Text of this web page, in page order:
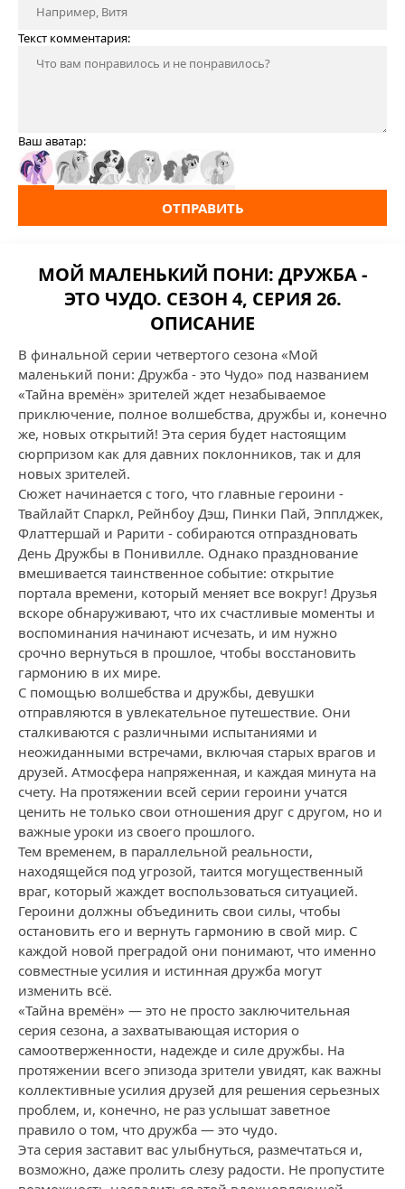
Текст комментария:
Ваш аватар:
ОТПРАВИТЬ
МОЙ МАЛЕНЬКИЙ ПОНИ: ДРУЖБА -
ЭТО ЧУДО. СЕЗОН 4, СЕРИЯ 26.
ОПИСАНИЕ
В финальной серии четвертого сезона «Мой
маленький пони: Дружба - это Чудо» под названием
«Тайна времён» зрителей ждет незабываемое
приключение, полное волшебства, дружбы и, конечно
же, новых открытий! Эта серия будет настоящим
сюрпризом как для давних поклонников, так и для
новых зрителей.
Сюжет начинается с того, что главные героини -
Твайлайт Спаркл, Рейнбоу Дэш, Пинки Пай, Эпплджек,
Флаттершай и Рарити - собираются отпраздновать
День Дружбы в Понивилле. Однако празднование
вмешивается таинственное событие: открытие
портала времени, который меняет все вокруг! Друзья
вскоре обнаруживают, что их счастливые моменты и
воспоминания начинают исчезать, и им нужно
срочно вернуться в прошлое, чтобы восстановить
гармонию в их мире.
С помощью волшебства и дружбы, девушки
отправляются в увлекательное путешествие. Они
сталкиваются с различными испытаниями и
неожиданными встречами, включая старых врагов и
друзей. Атмосфера напряженная, и каждая минута на
счету. На протяжении всей серии героини учатся
ценить не только свои отношения друг с другом, но и
важные уроки из своего прошлого.
Тем временем, в параллельной реальности,
находящейся под угрозой, таится могущественный
враг, который жаждет воспользоваться ситуацией.
Героини должны объединить свои силы, чтобы
остановить его и вернуть гармонию в свой мир. С
каждой новой преградой они понимают, что именно
совместные усилия и истинная дружба могут
изменить всё.
«Тайна времён» — это не просто заключительная
серия сезона, а захватывающая история о
самоотверженности, надежде и силе дружбы. На
протяжении всего эпизода зрители увидят, как важны
коллективные усилия друзей для решения серьезных
проблем, и, конечно, не раз услышат заветное
правило о том, что дружба — это чудо.
Эта серия заставит вас улыбнуться, размечтаться и,
возможно, даже пролить слезу радости. Не пропустите